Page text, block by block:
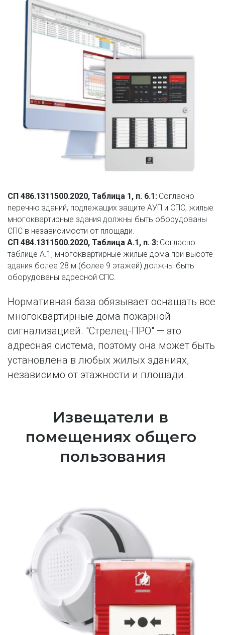
СП 486.1311500.2020, Таблица 1, п. 6.1: Согласно
перечню зданий, подлежащих защите АУП и СПС, жилые
многоквартирные здания должны быть оборудованы
СПС в независимости от площади.
СП 484.1311500.2020, Таблица А.1, п. 3: Согласно
таблице А.1, многоквартирные жилые дома при высоте
здания более 28 м (более 9 этажей) должны быть
оборудованы адресной СПС.
Нормативная база обязывает оснащать все
многоквартирные дома пожарной
сигнализацией. "Стрелец-ПРО" — это
адресная система, поэтому она может быть
установлена в любых жилых зданиях,
независимо от этажности и площади.
Извещатели в
помещениях общего
пользования